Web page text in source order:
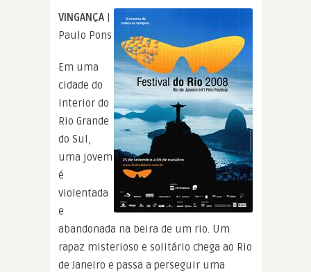
VINGANÇA |
Paulo Pons
Em uma
cidade do
interior do
Rio Grande
do Sul,
uma jovem
é
violentada
e
abandonada na beira de um rio. Um
rapaz misterioso e solitário chega ao Rio
de Janeiro e passa a perseguir uma